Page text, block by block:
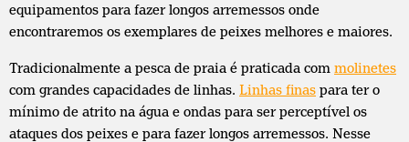
equipamentos para fazer longos arremessos onde
encontraremos os exemplares de peixes melhores e maiores.
Tradicionalmente a pesca de praia é praticada com molinetes
com grandes capacidades de linhas. Linhas finas para ter o
mínimo de atrito na água e ondas para ser perceptível os
ataques dos peixes e para fazer longos arremessos. Nesse